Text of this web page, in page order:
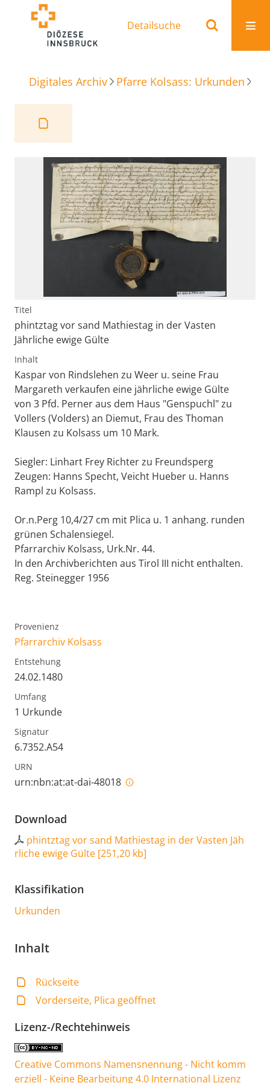
Detailsuche
Digitales Archiv Pfarre Kolsass: Urkunden
Titel
phintztag vor sand Mathiestag in der Vasten
Jährliche ewige Gülte
Inhalt
Kaspar von Rindslehen zu Weer u. seine Frau
Margareth verkaufen eine jährliche ewige Gülte
von 3 Pfd. Perner aus dem Haus "Genspuchl" zu
Vollers (Volders) an Diemut, Frau des Thoman
Klausen zu Kolsass um 10 Mark.
Siegler: Linhart Frey Richter zu Freundsperg
Zeugen: Hanns Specht, Veicht Hueber u. Hanns
Rampl zu Kolsass.
Or.n.Perg 10,4/27 cm mit Plica u. 1 anhang. runden
grünen Schalensiegel.
Pfarrarchiv Kolsass, Urk.Nr. 44.
In den Archivberichten aus Tirol III nicht enthalten.
Reg. Steinegger 1956
Provenienz
Pfarrarchiv Kolsass
Entstehung
24.02.1480
Umfang
1 Urkunde
Signatur
6.7352.A54
URN
urn:nbn:at:at-dai-48018
Download
phintztag vor sand Mathiestag in der Vasten Jäh
rliche ewige Gülte [251,20 kb]
Klassifikation
Urkunden
Inhalt
Rückseite
Vorderseite, Plica geöffnet
Lizenz-/Rechtehinweis
Creative Commons Namensnennung - Nicht komm
erziell - Keine Bearbeitung 4.0 International Lizenz